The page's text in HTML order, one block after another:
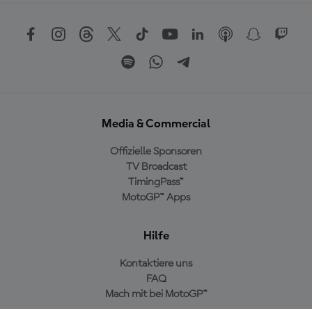
Media & Commercial
Offizielle Sponsoren
TV Broadcast
TimingPass™
MotoGP™ Apps
Hilfe
Kontaktiere uns
FAQ
Mach mit bei MotoGP™